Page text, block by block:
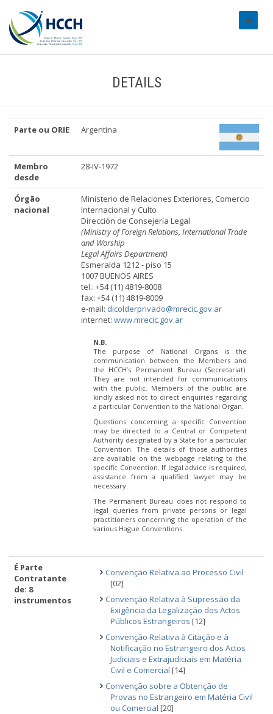
DETAILS
Parte ou ORIE Argentina
Membro
desde
28-IV-1972
Órgão
nacional
Ministerio de Relaciones Exteriores, Comercio
Internacional y Culto
Dirección de Consejería Legal
(Ministry of Foreign Relations, International Trade
and Worship
Legal Affairs Department)
Esmeralda 1212 - piso 15
1007 BUENOS AIRES
tel.: +54 (11) 4819-8008
fax: +54 (11) 4819-8009
e-mail: dicolderprivado@mrecic.gov.ar
internet: www.mrecic.gov.ar
N.B.
The purpose of National Organs is the
communication between the Members and
the HCCH’s Permanent Bureau (Secretariat).
They are not intended for communications
with the public. Members of the public are
kindly asked not to direct enquiries regarding
a particular Convention to the National Organ.
Questions concerning a specific Convention
may be directed to a Central or Competent
Authority designated by a State for a particular
Convention. The details of those authorities
are available on the webpage relating to the
specific Convention. If legal advice is required,
assistance from a qualified lawyer may be
necessary.
The Permanent Bureau does not respond to
legal queries from private persons or legal
practitioners concerning the operation of the
various Hague Conventions.
É Parte
Contratante
de: 8
instrumentos
Convenção Relativa ao Processo Civil
[02]
Convenção Relativa à Supressão da
Exigência da Legalização dos Actos
Públicos Estrangeiros [12]
Convenção Relativa à Citação e à
Notificação no Estrangeiro dos Actos
Judiciais e Extrajudiciais em Matéria
Civil e Comercial [14]
Convenção sobre a Obtenção de
Provas no Estrangeiro em Matéria Civil
ou Comercial [20]